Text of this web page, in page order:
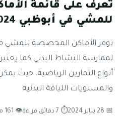
تعرف على قائمة
للمشي في أبوظبي 2024
توفر الأماكن المخصصة للمشي
لممارسة النشاط البدني كما
أنواع التمارين الرياضية، حيث
والمستويات اللياقة البدنية
📅 28 يناير 2024 ⏱ 7 دقائق قراءة 👁 161 مشاهدة